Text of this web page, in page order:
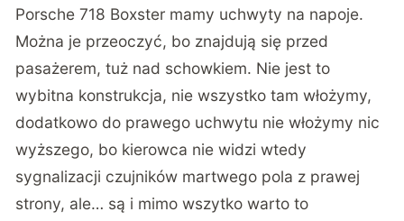
Porsche 718 Boxster mamy uchwyty na napoje.
Można je przeoczyć, bo znajdują się przed
pasażerem, tuż nad schowkiem. Nie jest to
wybitna konstrukcja, nie wszystko tam włożymy,
dodatkowo do prawego uchwytu nie włożymy nic
wyższego, bo kierowca nie widzi wtedy
sygnalizacji czujników martwego pola z prawej
strony, ale… są i mimo wszytko warto to